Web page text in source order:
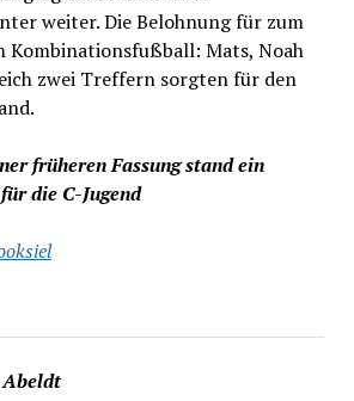
weiter. Die Belohnung für zum
Kombinationsfußball: Mats, Noah
zwei Treffern sorgten für den
früheren Fassung stand ein
die C-Jugend
Abeldt